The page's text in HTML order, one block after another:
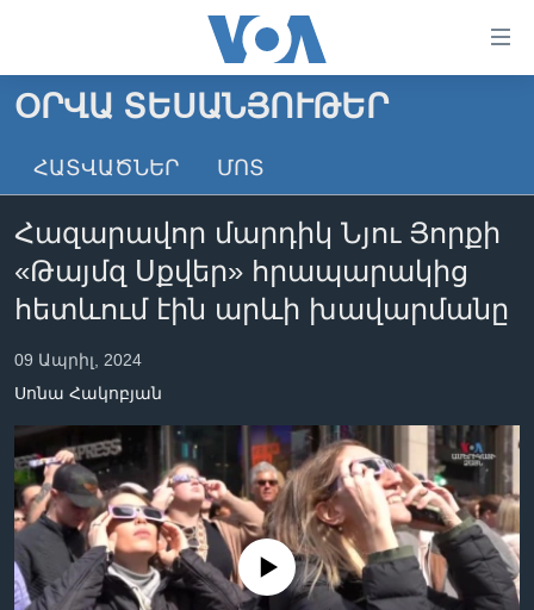
անցնել
հիմնական
անցնել
բովանդակությանը
հիմնական
բովանդակություն
ԳԼԽԱՎՈՐ ԷՋ
ԼՈՒՐԵՐ
ՏԵՍԱՆՅՈՒԹԵՐ
ՖԻԼՄԵՐ
IN ENGLISH
ՄԵՐ ՄԱՍԻՆ
«ԱՄԵՐԻԿԱՅԻ ՁԱՅՆ»-Ի ԿԱՆՈՆԱԴՐՈՒԹՅՈՒՆ
ԿԱՊ ՄԵԶ ՀԵՏ
ՈՒԿՐԱԻՆԱԿԱՆ ՊԱՏԵՐԱԶՄ
Learning English
ՀԵՏԵՒԵՔ ՄԵԶ
ՕՐՎԱ ՏԵՍԱՆՅՈՒԹԵՐ
ՀԱՏՎԱԾՆԵՐ ՄՈՏ
Հազարավոր մարդիկ Նյու Յորքի
«Թայմզ Սքվեր» հրապարակից
հետևում էին արևի խավարմանը
09 Ապրիլ, 2024
Սոնա Հակոբյան
No media source currently available